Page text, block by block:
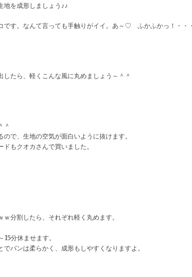
地を成形しましょう♪♪
です。なんて言っても手触りがイイ。あ～♡ ふかふかっ！・・
たら、軽くこんな風に丸めましょう～＾＾
＾
で、生地の空気が面白いように抜けます。
もクオカさんで買いました。
分割したら、それぞれ軽く丸めます。
分休ませます。
パンは柔らかく、成形もしやすくなりますよ。